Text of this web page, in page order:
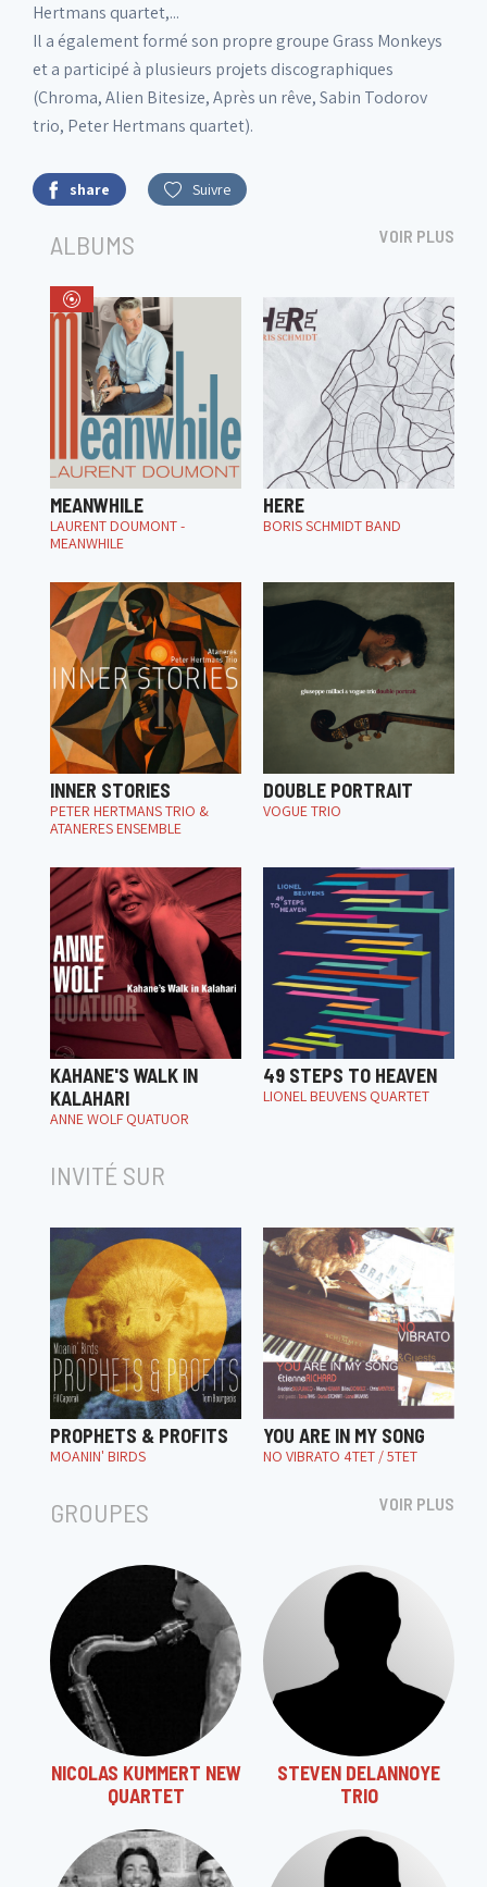
Hertmans quartet,...
Il a également formé son propre groupe Grass Monkeys
et a participé à plusieurs projets discographiques
(Chroma, Alien Bitesize, Après un rêve, Sabin Todorov
trio, Peter Hertmans quartet).
share Suivre
ALBUMS VOIR PLUS
MEANWHILE
LAURENT DOUMONT -
MEANWHILE
HERE
BORIS SCHMIDT BAND
INNER STORIES
PETER HERTMANS TRIO &
ATANERES ENSEMBLE
DOUBLE PORTRAIT
VOGUE TRIO
KAHANE'S WALK IN
KALAHARI
ANNE WOLF QUATUOR
49 STEPS TO HEAVEN
LIONEL BEUVENS QUARTET
INVITÉ SUR
PROPHETS & PROFITS
MOANIN' BIRDS
YOU ARE IN MY SONG
NO VIBRATO 4TET / 5TET
GROUPES VOIR PLUS
NICOLAS KUMMERT NEW
QUARTET
STEVEN DELANNOYE
TRIO